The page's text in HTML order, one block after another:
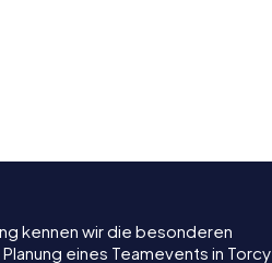
kennen wir die besonderen
eines Teamevents in Torcy